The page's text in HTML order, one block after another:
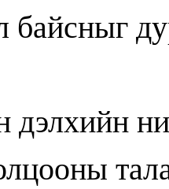
байсныг
дэлхийн